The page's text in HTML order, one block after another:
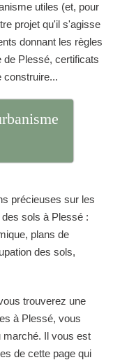
utiles (et, pour
projet qu'il s'agisse
donnant les règles
de Plessé, certificats
construire...
précieuses sur les
sols à Plessé :
plans de
des sols,
trouverez une
à Plessé, vous
marché. Il vous est
de cette page qui